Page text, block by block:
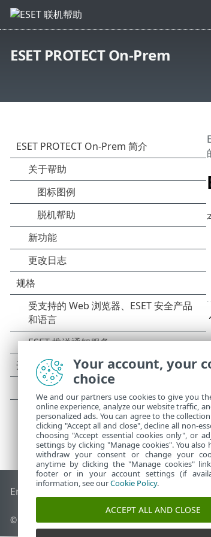
ESET PROTECT On-Prem
End of Life ESET 知识库 ESET 论坛ESET Status
© 1992 - 2026 ESET, spol. s r.o. - 保留所有权利。
Your account, your
choice
We and our partners use cookies to give you
online experience, analyze our website traffic,
personalized ads. You can agree to the
clicking "Accept all and close", decline all non-
choosing "Accept essential cookies only", or
settings by clicking "Manage cookies". You
withdraw your consent or change your
anytime by clicking the "Manage cookies"
footer or in your account settings (if
information, see ourCookie Policy.
ACCEPT ALL AND CLOSE